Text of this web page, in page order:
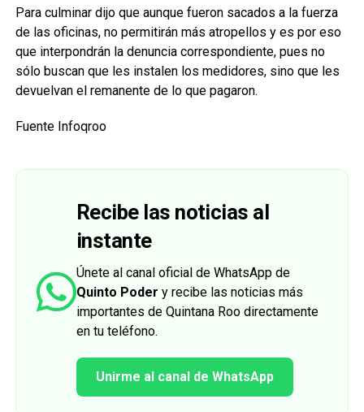
Para culminar dijo que aunque fueron sacados a la fuerza
de las oficinas, no permitirán más atropellos y es por eso
que interpondrán la denuncia correspondiente, pues no
sólo buscan que les instalen los medidores, sino que les
devuelvan el remanente de lo que pagaron.
Fuente Infoqroo
Recibe las noticias al
instante
Únete al canal oficial de WhatsApp de
Quinto Poder y recibe las noticias más
importantes de Quintana Roo directamente
en tu teléfono.
Unirme al canal de WhatsApp